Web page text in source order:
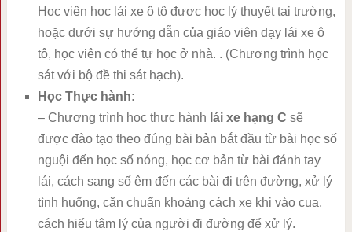
Học viên học lái xe ô tô được học lý thuyết tại trường,
hoặc dưới sự hướng dẫn của giáo viên dạy lái xe ô
tô, học viên có thể tự học ở nhà. . (Chương trình học
sát với bộ đề thi sát hạch).
Học Thực hành:
– Chương trình học thực hành lái xe hạng C sẽ
được đào tạo theo đúng bài bản bắt đầu từ bài học số
nguội đến học số nóng, học cơ bản từ bài đánh tay
lái, cách sang số êm đến các bài đi trên đường, xử lý
tình huống, căn chuẩn khoảng cách xe khi vào cua,
cách hiểu tâm lý của người đi đường để xử lý.